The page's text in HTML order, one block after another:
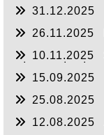
31.12.2025
26.11.2025
10.11.2025
15.09.2025
25.08.2025
12.08.2025